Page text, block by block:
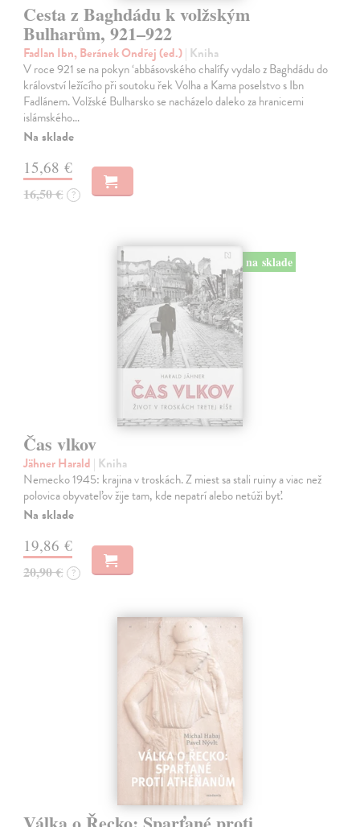
Cesta z Baghdádu k volžským
Bulharům, 921–922
Fadlan Ibn, Beránek Ondřej (ed.)| Kniha
V roce 921 se na pokyn ‘abbásovského chalífy vydalo z Baghdádu do
království ležícího při soutoku řek Volha a Kama poselstvo s Ibn
Fadlánem. Volžské Bulharsko se nacházelo daleko za hranicemi
islámského…
Na sklade
15,68 €
16,50 € ?
na sklade
Čas vlkov
Jähner Harald | Kniha
Nemecko 1945: krajina v troskách. Z miest sa stali ruiny a viac než
polovica obyvateľov žije tam, kde nepatrí alebo netúži byť.
Na sklade
19,86 €
20,90 € ?